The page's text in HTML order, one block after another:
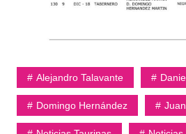
Alejandro Talavante
Domingo Hernández